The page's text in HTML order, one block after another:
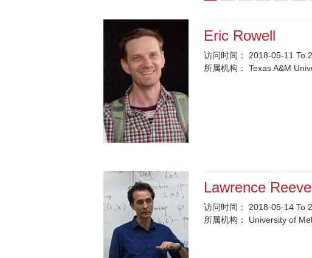
Eric Rowell
访问时间：
2018-05-11 To
所属机构：
Texas A&M
Lawrence
访问时间：
2018-05-14 To
所属机构：
University of